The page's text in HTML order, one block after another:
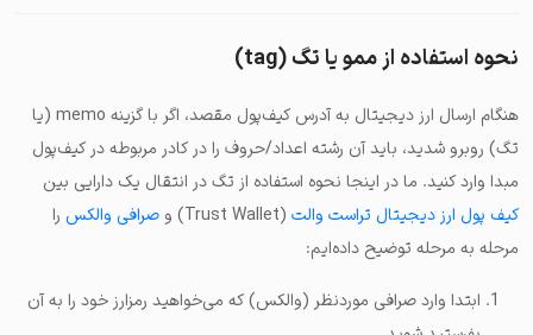
نحوه استفاده از ممو یا تگ (tag)
هنگام ارسال ارز دیجیتال به آدرس کیف‌پول مقصد، اگر با گزینه memo (یا
تگ) روبرو شدید، باید آن رشته اعداد/حروف را در کادر مربوطه در کیف‌پول
مبدا وارد کنید. ما در اینجا نحوه استفاده از تگ در انتقال یک دارایی بین
کیف‌ پول ارز دیجیتال تراست والت (Trust Wallet) و صرافی والکس را
مرحله به مرحله توضیح داده‌ایم:
ابتدا وارد صرافی موردنظر (والکس) که می‌خواهید رمزارز خود را به آن